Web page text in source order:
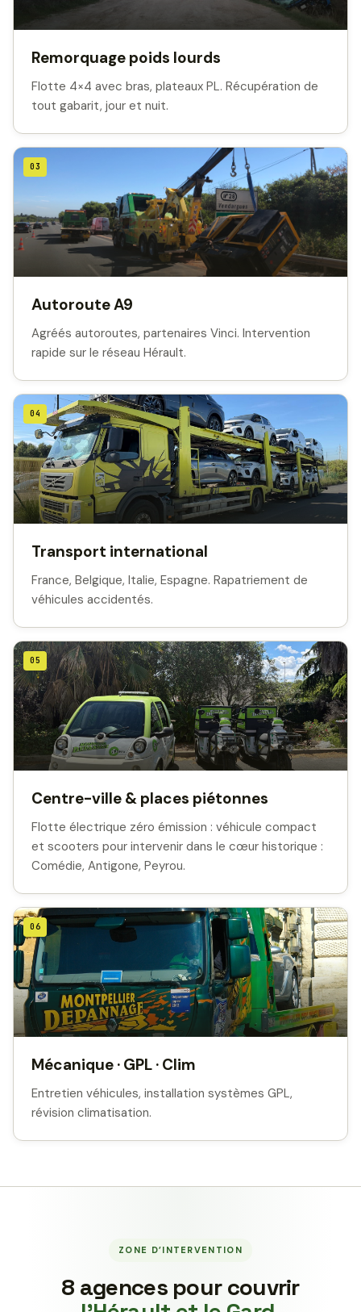
Remorquage poids lourds
Flotte 4×4 avec bras, plateaux PL. Récupération de
tout gabarit, jour et nuit.
03
Autoroute A9
Agréés autoroutes, partenaires Vinci. Intervention
rapide sur le réseau Hérault.
04
Transport international
France, Belgique, Italie, Espagne. Rapatriement de
véhicules accidentés.
05
Centre-ville & places piétonnes
Flotte électrique zéro émission : véhicule compact
et scooters pour intervenir dans le cœur historique :
Comédie, Antigone, Peyrou.
06
Mécanique · GPL · Clim
Entretien véhicules, installation systèmes GPL,
révision climatisation.
ZONE D’INTERVENTION
8 agences pour couvrir